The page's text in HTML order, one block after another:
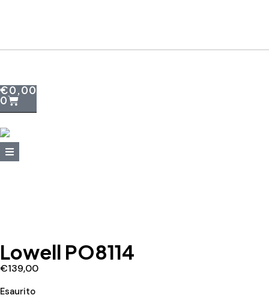
€0,00
0
Lowell PO8114
€139,00
Esaurito